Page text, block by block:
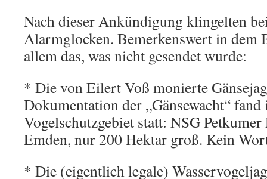
Nach dieser Ankündigung klingelten
Alarmglocken. Bemerkenswert in dem
allem das, was nicht gesendet wurde:
* Die von Eilert Voß monierte
Dokumentation der „Gänsewacht“
Vogelschutzgebiet statt: NSG
Emden, nur 200 Hektar groß. Kein
* Die (eigentlich legale)